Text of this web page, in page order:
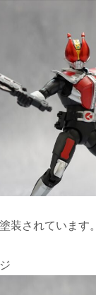
装されています。